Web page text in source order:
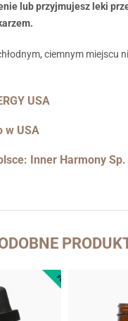
lub przyjmujesz leki
ciemnym miejscu
USA
w USA
Inner Harmony